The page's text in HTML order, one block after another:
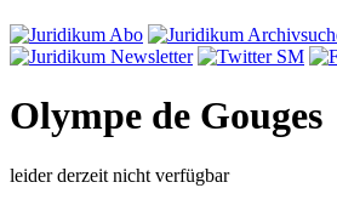
Olympe de Gouges
leider derzeit nicht verfügbar